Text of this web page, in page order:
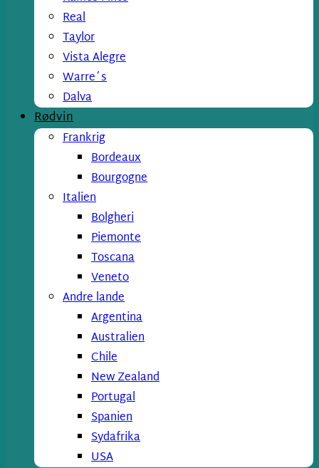
Real
Taylor
Vista Alegre
Warre´s
Dalva
Rødvin
Frankrig
Bordeaux
Bourgogne
Italien
Bolgheri
Piemonte
Toscana
Veneto
Andre lande
Argentina
Australien
Chile
New Zealand
Portugal
Spanien
Sydafrika
USA